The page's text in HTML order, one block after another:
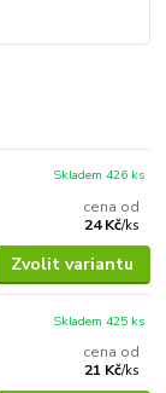
cena od
24 Kč/ks
Skladem 426 ks
Zvolit variantu
cena od
21 Kč/ks
Skladem 425 ks